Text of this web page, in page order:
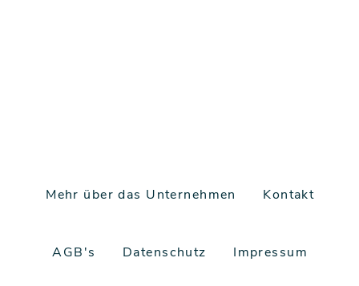
Mehr über das Unternehmen Kontakt
AGB's Datenschutz Impressum